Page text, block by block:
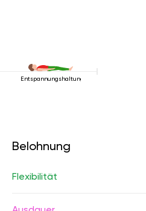
Entspannungshaltung
Belohnung
Flexibilität